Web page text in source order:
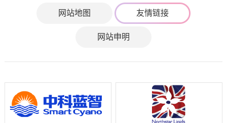
网站地图 友情链接
网站申明